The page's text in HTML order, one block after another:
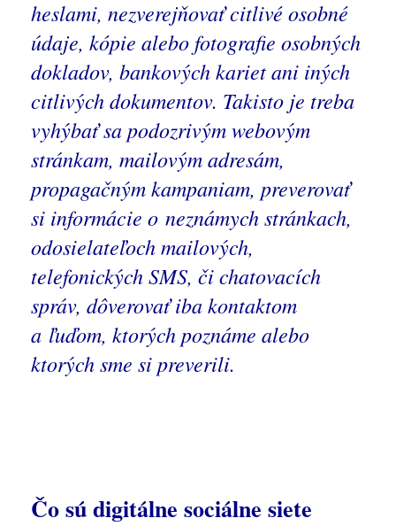
heslami, nezverejňovať citlivé osobné
údaje, kópie alebo fotografie osobných
dokladov, bankových kariet ani iných
citlivých dokumentov. Takisto je treba
vyhýbať sa podozrivým webovým
stránkam, mailovým adresám,
propagačným kampaniam, preverovať
si informácie o neznámych stránkach,
odosielateľoch mailových,
telefonických SMS, či chatovacích
správ, dôverovať iba kontaktom
a ľuďom, ktorých poznáme alebo
ktorých sme si preverili.
Čo sú digitálne sociálne siete